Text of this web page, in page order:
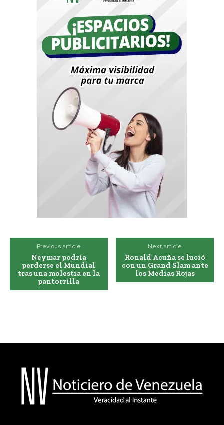
Previous article
Neymar podría
perderse el Mundial
tras una molestia en la
pantorrilla
Next article
Ronald Acuña se lució
con un Grand Slam ante
los Medias Rojas